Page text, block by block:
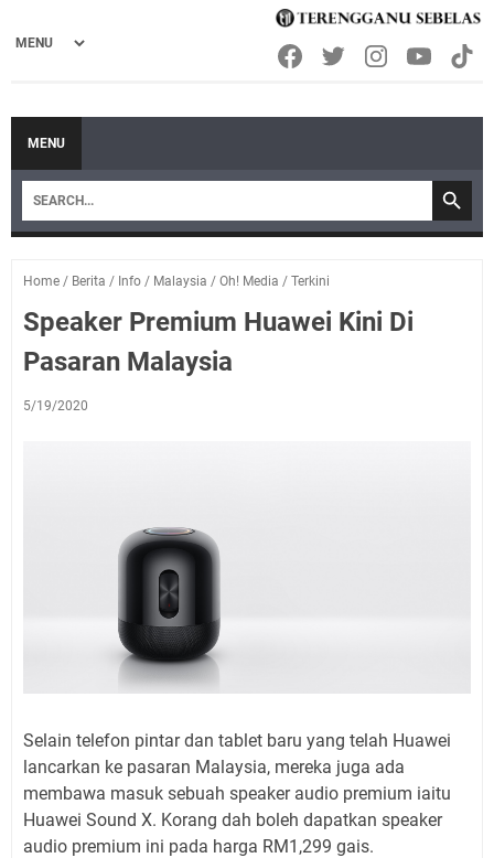
MENU
Home / Berita / Info / Malaysia / Oh! Media / Terkini
Speaker Premium Huawei Kini Di
Pasaran Malaysia
5/19/2020
Selain telefon pintar dan tablet baru yang telah Huawei
lancarkan ke pasaran Malaysia, mereka juga ada
membawa masuk sebuah speaker audio premium iaitu
Huawei Sound X. Korang dah boleh dapatkan speaker
audio premium ini pada harga RM1,299 gais.